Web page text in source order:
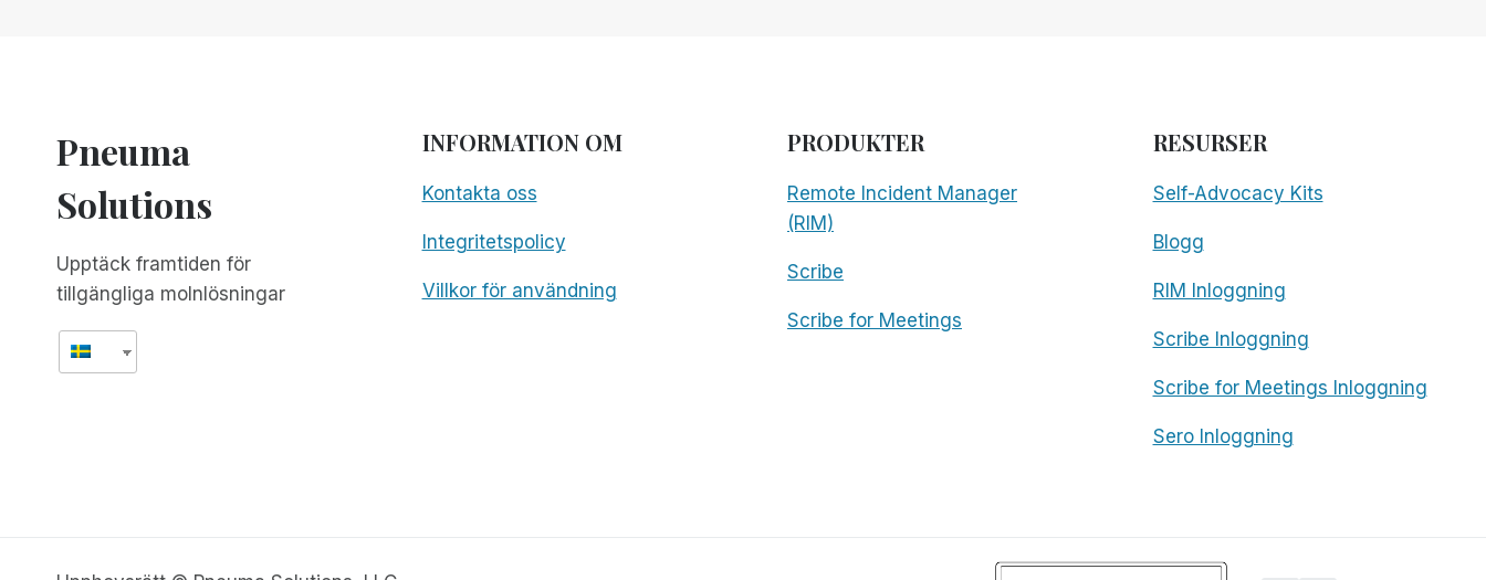
Pneuma
Solutions
Upptäck framtiden för
tillgängliga molnlösningar
INFORMATION OM
Kontakta oss
Integritetspolicy
Villkor för användning
PRODUKTER
Remote Incident Manager
(RIM)
Scribe
Scribe for Meetings
RESURSER
Self-Advocacy Kits
Blogg
RIM Inloggning
Scribe Inloggning
Scribe for Meetings Inloggning
Sero Inloggning